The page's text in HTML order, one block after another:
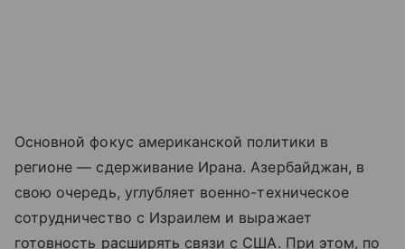
Основной фокус американской политики в
регионе — сдерживание Ирана. Азербайджан, в
свою очередь, углубляет военно-техническое
сотрудничество с Израилем и выражает
готовность расширять связи с США. При этом, по